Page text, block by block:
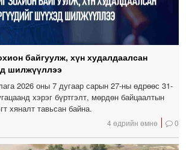
байгуулж, хүн худалдаалсан
шилжүүллээ
2026 оны 7 дугаар сарын 27-ны өдрөөс 31-
хэрэг бүртгэлт, мөрдөн байцаалтын
хяналт тавьсан байна.
4 өдрийн өмнө 0